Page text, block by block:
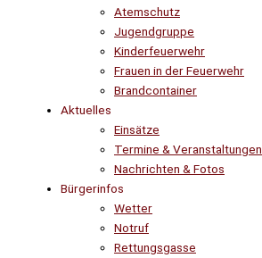
Atemschutz
Jugendgruppe
Kinderfeuerwehr
Frauen in der Feuerwehr
Brandcontainer
Aktuelles
Einsätze
Termine & Veranstaltungen
Nachrichten & Fotos
Bürgerinfos
Wetter
Notruf
Rettungsgasse